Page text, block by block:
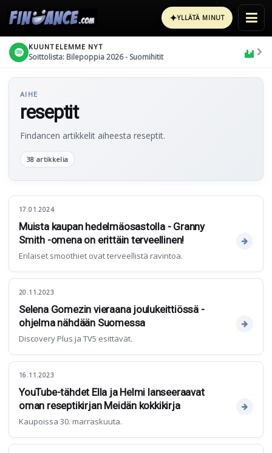
✦YLLÄTÄ MINUT
KUUNTELEMME NYT
Soittolista: Bilepoppia 2026 - Suomihitit
AIHE
reseptit
Findancen artikkelit aiheesta reseptit.
38 artikkelia
17.01.2024
Muista kaupan hedelmäosastolla - Granny
Smith -omena on erittäin terveellinen!
Erilaiset smoothiet ovat terveellistä ravintoa.
20.11.2023
Selena Gomezin vieraana joulukeittiössä -
ohjelma nähdään Suomessa
Discovery Plus ja TV5 esittävät.
16.11.2023
YouTube-tähdet Ella ja Helmi lanseeraavat
oman reseptikirjan Meidän kokkikirja
Kaupoissa 30. marraskuuta.